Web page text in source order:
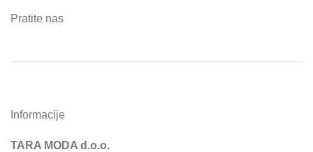
Pratite nas
Informacije
TARA MODA d.o.o.